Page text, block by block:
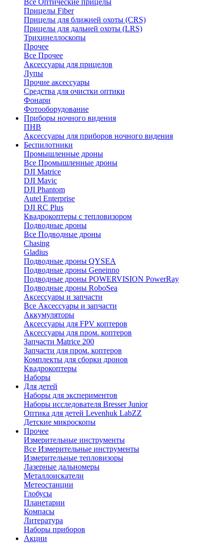
Все Оптические прицелы
Прицелы Fiber
Прицелы для ближней охоты (CRS)
Прицелы для дальней охоты (LRS)
Трихинеллоскопы
Прочее
Все Прочее
Аксессуары для прицелов
Лупы
Прочие аксессуары
Средства для очистки оптики
Фонари
Фотооборудование
Приборы ночного видения
ПНВ
Аксессуары для приборов ночного видения
Беспилотники
Промышленные дроны
Все Промышленные дроны
DJI Matrice
DJI Mavic
DJI Phantom
Autel Enterprise
DJI RC Plus
Квадрокоптеры с тепловизором
Подводные дроны
Все Подводные дроны
Chasing
Gladius
Подводные дроны QYSEA
Подводные дроны Geneinno
Подводные дроны POWERVISION PowerRay
Подводные дроны RoboSea
Аксессуары и запчасти
Все Аксессуары и запчасти
Аккумуляторы
Аксессуары для FPV коптеров
Аксессуары для пром. коптеров
Запчасти Matrice 200
Запчасти для пром. коптеров
Комплекты для сборки дронов
Квадрокоптеры
Наборы
Для детей
Наборы для экспериментов
Наборы исследователя Bresser Junior
Оптика для детей Levenhuk LabZZ
Детские микроскопы
Прочее
Измерительные инструменты
Все Измерительные инструменты
Измерительные тепловизоры
Лазерные дальномеры
Металлоискатели
Метеостанции
Глобусы
Планетарии
Компасы
Литература
Наборы приборов
Акции